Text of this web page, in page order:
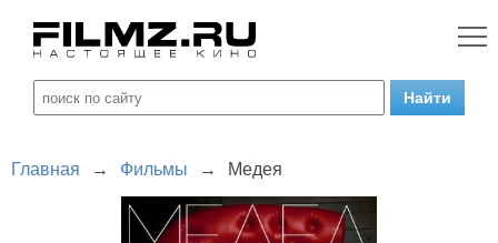
Главная → Фильмы → Медея